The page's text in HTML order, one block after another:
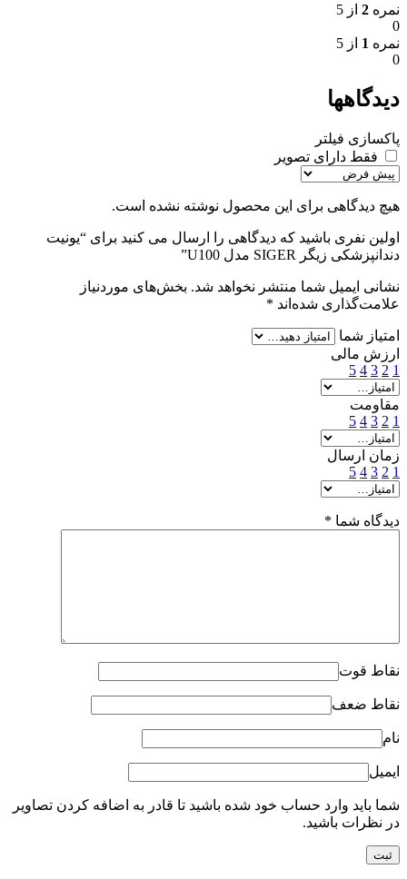
نمره 2 از 5
0
نمره 1 از 5
0
دیدگاهها
پاکسازی فیلتر
فقط دارای تصویر
هیچ دیدگاهی برای این محصول نوشته نشده است.
اولین نفری باشید که دیدگاهی را ارسال می کنید برای “یونیت
دندانپزشکی زیگر SIGER مدل U100”
نشانی ایمیل شما منتشر نخواهد شد. بخش‌های موردنیاز
علامت‌گذاری شده‌اند *
امتیاز شما
ارزش مالی
1
2
3
4
5
مقاومت
1
2
3
4
5
زمان ارسال
1
2
3
4
5
دیدگاه شما *
نقاط قوت
نقاط ضعف
نام
ایمیل
شما باید وارد حساب خود شده باشید تا قادر به اضافه کردن تصاویر
در نظرات باشید.